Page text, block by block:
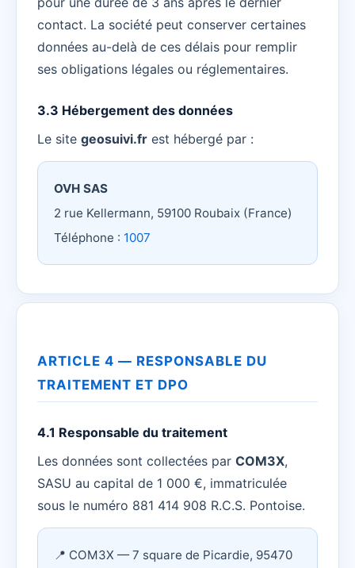
contact. La société peut conserver certaines
données au-delà de ces délais pour remplir
ses obligations légales ou réglementaires.
3.3 Hébergement des données
Le site geosuivi.fr est hébergé par :
OVH SAS
2 rue Kellermann, 59100 Roubaix (France)
Téléphone : 1007
ARTICLE 4 — RESPONSABLE DU
TRAITEMENT ET DPO
4.1 Responsable du traitement
Les données sont collectées par COM3X,
SASU au capital de 1 000 €, immatriculée
sous le numéro 881 414 908 R.C.S. Pontoise.
📍 COM3X — 7 square de Picardie, 95470